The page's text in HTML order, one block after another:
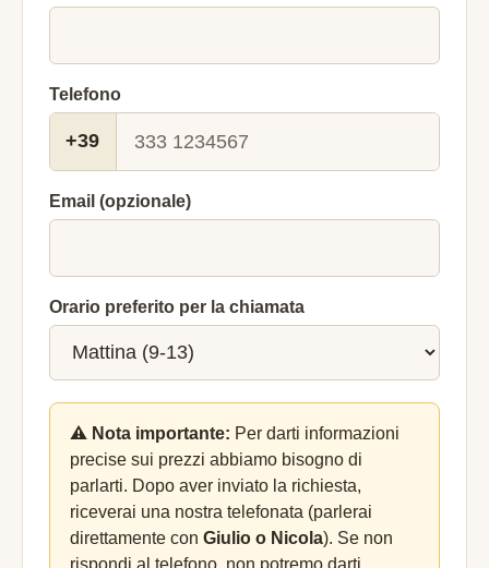
Telefono
+39
Email (opzionale)
Orario preferito per la chiamata
⚠️ Nota importante: Per darti informazioni
precise sui prezzi abbiamo bisogno di
parlarti. Dopo aver inviato la richiesta,
riceverai una nostra telefonata (parlerai
direttamente con Giulio o Nicola). Se non
rispondi al telefono, non potremo darti